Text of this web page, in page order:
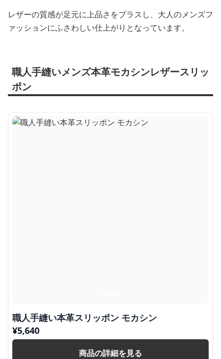
レザーの質感が足元に上品さをプラスし、大人のメンズフ
ァッションにふさわしい仕上がりとなっています。
職人手縫いメンズ本革モカシンレザースリッ
ポン
職人手縫い本革スリッポン モカシン
¥5,640
商品の詳細を見る